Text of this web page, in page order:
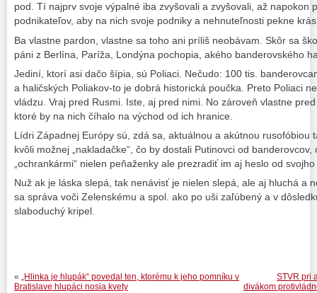
pod. Tí najprv svoje výpalné iba zvyšovali a zvyšovali, až napokon
podnikateľov, aby na nich svoje podniky a nehnuteľnosti pekne
Ba vlastne pardon, vlastne sa toho ani príliš neobávam. Skôr sa
páni z Berlína, Paríža, Londýna pochopia, akého banderovského
Jediní, ktorí asi dačo šípia, sú Poliaci. Nečudo: 100 tis.
a haličských Poliakov-to je dobrá historická poučka. Preto Poliaci
vládzu. Vraj pred Rusmi. Iste, aj pred nimi. No zároveň vlastne
ktoré by na nich číhalo na východ od ich hranice.
Lídri Západnej Európy sú, zdá sa, aktuálnou a akútnou rusofóbiou
kvôli možnej „nakladačke“, čo by dostali Putinovci od
„ochrankármi“ nielen peňaženky ale prezradiť im aj heslo od
Nuž ak je láska slepá, tak nenávisť je nielen slepá, ale aj hluchá a
sa správa voči Zelenskému a spol. ako po uši zaľúbený a v
slaboduchý kripel.
STVR pri
divákom
« „Hlinka je hlupák“ povedal ten, ktorému k jeho pomníku v
Bratislave hlupáci nosia kvety